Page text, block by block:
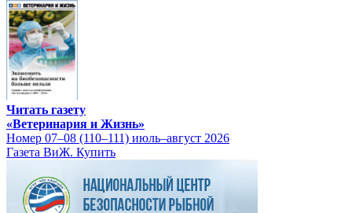
Читать газету
«Ветеринария и Жизнь»
Номер 07–08 (110–111) июль–август 2026
Газета ВиЖ. Купить